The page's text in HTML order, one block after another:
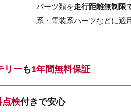
パーツ類を走行距離無制限
系・電装系パーツなどに適
リーも1年間無料保証
点検付きで安心